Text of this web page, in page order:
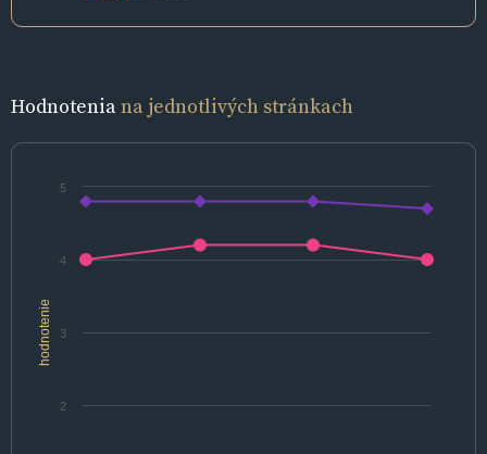
Hodnoteniana jednotlivých stránkach
hodnotenie
2
3
4
5